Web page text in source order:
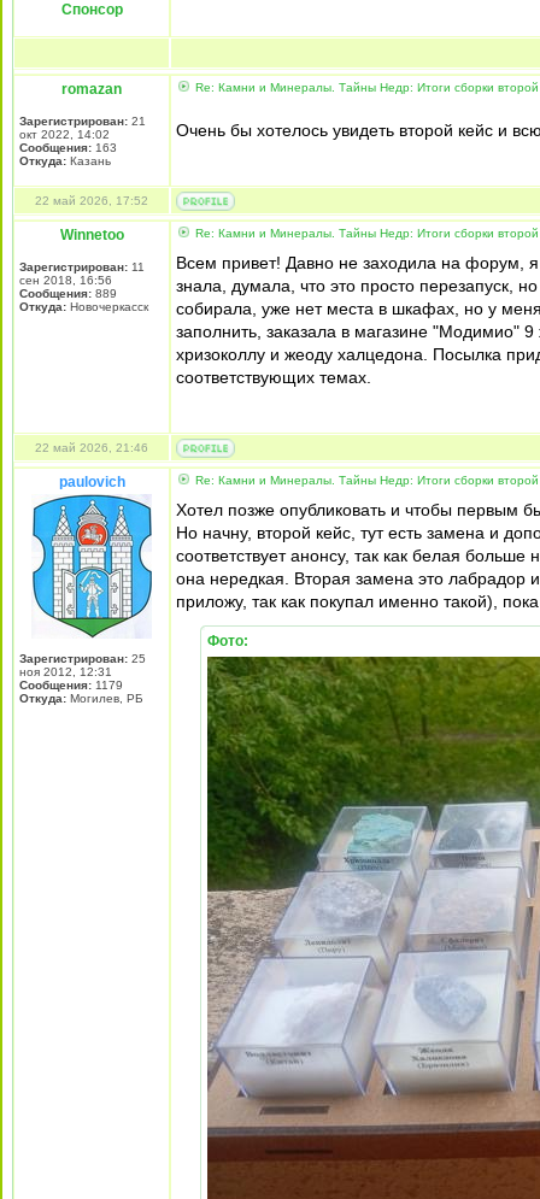
Спонсор
romazan
Зарегистрирован: 21
окт 2022, 14:02
Сообщения: 163
Откуда: Казань
Re: Камни и Минералы. Тайны Недр: Итоги сборки
Очень бы хотелось увидеть второй кейс и
22 май 2026, 17:52
Winnetoo
Зарегистрирован: 11
сен 2018, 16:56
Сообщения: 889
Откуда: Новочеркасск
Re: Камни и Минералы. Тайны Недр: Итоги сборки
Всем привет! Давно не заходила на форум,
знала, думала, что это просто перезапуск,
собирала, уже нет места в шкафах, но у
заполнить, заказала в магазине "Модимио" 9
хризоколлу и жеоду халцедона. Посылка
соответствующих темах.
22 май 2026, 21:46
paulovich
Зарегистрирован: 25
ноя 2012, 12:31
Сообщения: 1179
Откуда: Могилев, РБ
Re: Камни и Минералы. Тайны Недр: Итоги сборки
Хотел позже опубликовать и чтобы первым
Но начну, второй кейс, тут есть замена и
соответствует анонсу, так как белая
она нередкая. Вторая замена это лабрадор
приложу, так как покупал именно такой),
Фото: